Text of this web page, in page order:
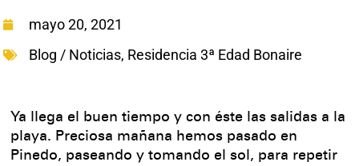
mayo 20, 2021
Blog / Noticias, Residencia 3ª Edad Bonaire
Ya llega el buen tiempo y con éste las salidas a la
playa. Preciosa mañana hemos pasado en
Pinedo, paseando y tomando el sol, para repetir